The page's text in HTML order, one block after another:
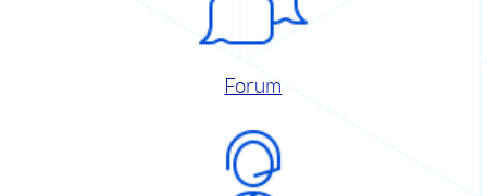
Forum